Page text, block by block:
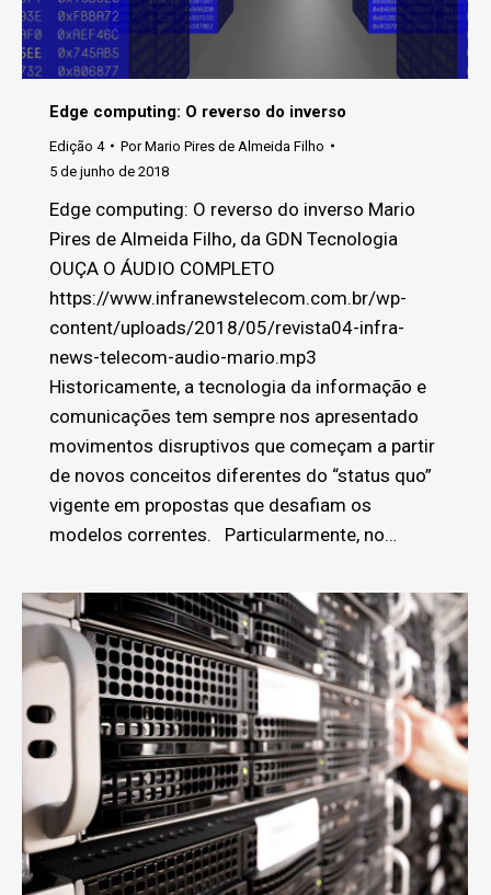
Edge computing: O reverso do inverso
Edição 4 PorMario Pires de Almeida Filho
5 de junho de 2018
Edge computing: O reverso do inverso Mario
Pires de Almeida Filho, da GDN Tecnologia
OUÇA O ÁUDIO COMPLETO
https://www.infranewstelecom.com.br/wp-
content/uploads/2018/05/revista04-infra-
news-telecom-audio-mario.mp3
Historicamente, a tecnologia da informação e
comunicações tem sempre nos apresentado
movimentos disruptivos que começam a partir
de novos conceitos diferentes do “status quo”
vigente em propostas que desafiam os
modelos correntes. Particularmente, no…